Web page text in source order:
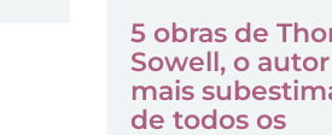
5 obras de
Sowell, o autor
mais
de todos os